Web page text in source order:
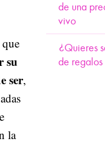
de una
vivo
¿Quieres
de
su
ser,
la